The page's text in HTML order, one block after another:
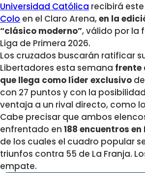
Universidad Católica recibirá
Colo en el Claro Arena,en la
“clásico moderno”, válido por la
Liga de Primera 2026.
Los cruzados buscarán ratificar
Libertadores esta semana frente
que llega como líder exclusivo
con 27 puntos y con la
ventaja a un rival directo, como lo
Cabe precisar que ambos
enfrentado en 188 encuentros
de los cuales el cuadro popular
triunfos contra 55 de La Franja.
empate.